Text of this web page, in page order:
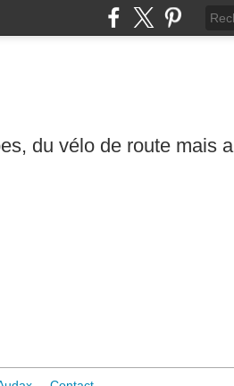
du vélo de route mais